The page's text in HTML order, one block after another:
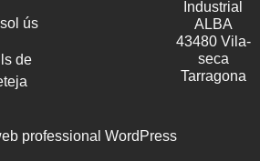
ús
de
Industrial
ALBA
43480 Vila-
seca
Tarragona
professional WordPress